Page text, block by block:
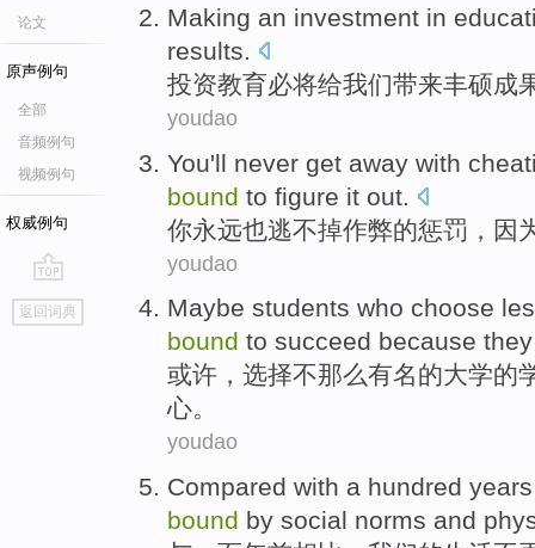
论文
原声例句
全部
音频例句
视频例句
权威例句
go
top
返回词典
Making an investment in
results.
投资教育必将给我们带来丰硕成
youdao
You'll never get away with
bound to figure it out
你永远也逃不掉作弊的惩罚， 因
youdao
Maybe students who choose
bound to succeed because they
或许 ， 选择不那么有名的大学的
心。
youdao
Compared with a hundred years
bound by social norms and